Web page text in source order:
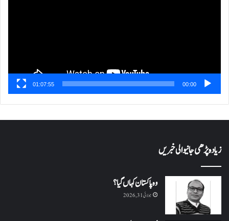
00:00
01:07:55
زیادہ پڑھی جانیوالی خبریں
وہ پاکستان کہاں گیا؟
جولائی 31, 2026